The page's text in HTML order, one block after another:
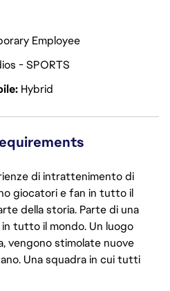
Employee
- SPORTS
Hybrid
di intrattenimento di
giocatori e fan in tutto il
della storia. Parte di una
tutto il mondo. Un luogo
vengono stimolate nuove
Una squadra in cui tutti